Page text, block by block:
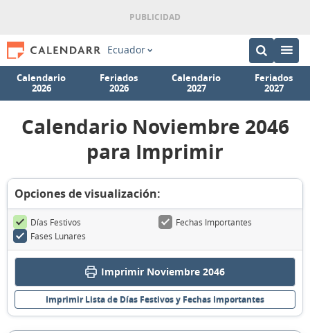
Ecuador
Calendario
2026
Feriados
2026
Calendario
2027
Feriados
2027
Calendario Noviembre 2046
para Imprimir
Opciones de visualización:
Días Festivos
Fechas Importantes
Fases Lunares
Imprimir Noviembre 2046
Imprimir Lista de Días Festivos y Fechas Importantes